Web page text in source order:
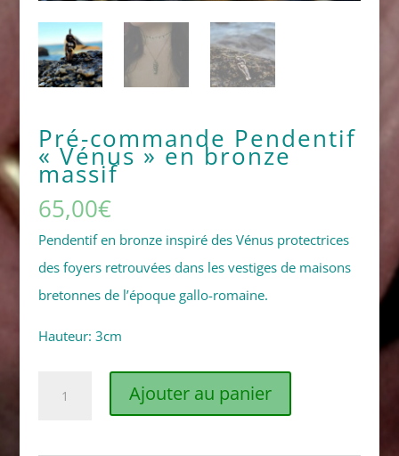
Pré-commande Pendentif
« Vénus » en bronze
massif
65,00€
Pendentif en bronze inspiré des Vénus protectrices
des foyers retrouvées dans les vestiges de maisons
bretonnes de l’époque gallo-romaine.
Hauteur: 3cm
Ajouter au panier